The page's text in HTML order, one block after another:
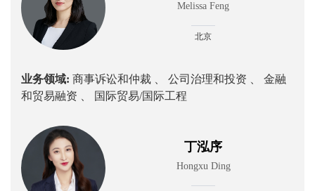
Melissa Feng
北京
业务领域: 商事诉讼和仲裁 、 公司治理和投资 、
金融
和贸易融资 、
国际贸易/国际工程
丁泓序
Hongxu Ding